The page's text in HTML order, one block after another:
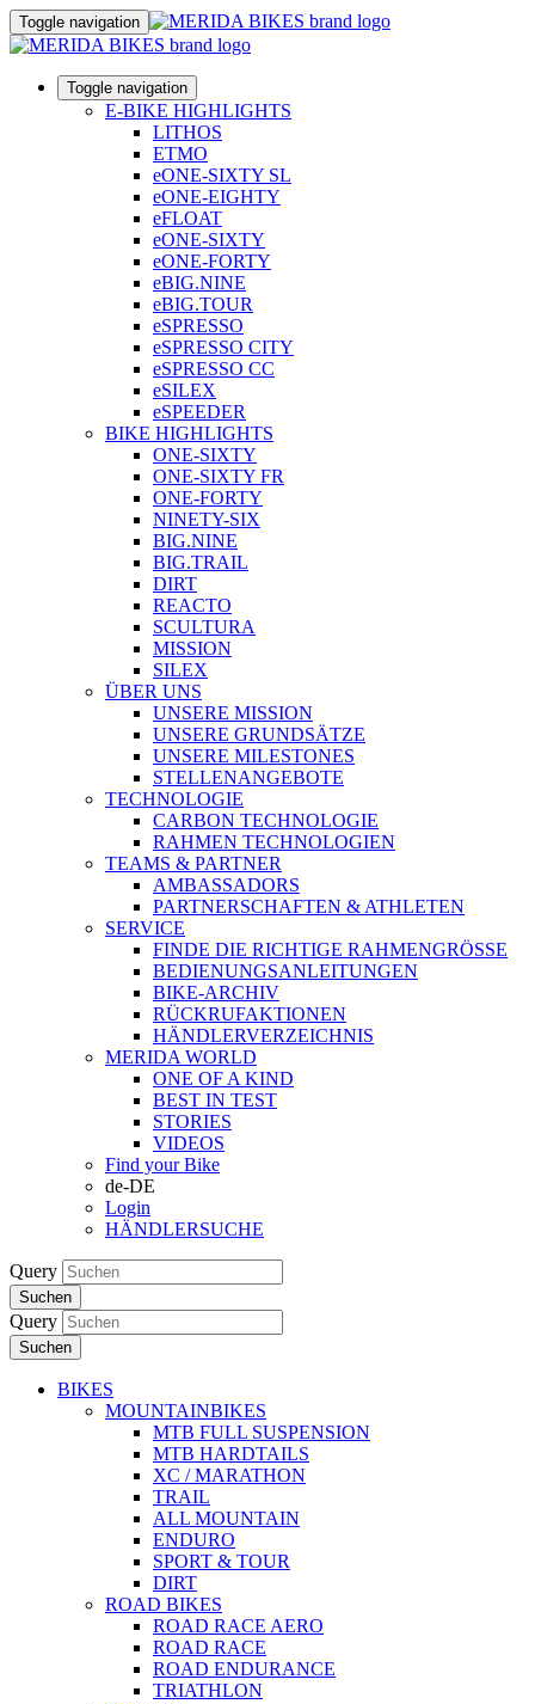
Toggle navigation
Toggle navigation
E-BIKE HIGHLIGHTS
LITHOS
ETMO
eONE-SIXTY SL
eONE-EIGHTY
eFLOAT
eONE-SIXTY
eONE-FORTY
eBIG.NINE
eBIG.TOUR
eSPRESSO
eSPRESSO CITY
eSPRESSO CC
eSILEX
eSPEEDER
BIKE HIGHLIGHTS
ONE-SIXTY
ONE-SIXTY FR
ONE-FORTY
NINETY-SIX
BIG.NINE
BIG.TRAIL
DIRT
REACTO
SCULTURA
MISSION
SILEX
ÜBER UNS
UNSERE MISSION
UNSERE GRUNDSÄTZE
UNSERE MILESTONES
STELLENANGEBOTE
TECHNOLOGIE
CARBON TECHNOLOGIE
RAHMEN TECHNOLOGIEN
TEAMS & PARTNER
AMBASSADORS
PARTNERSCHAFTEN & ATHLETEN
SERVICE
FINDE DIE RICHTIGE RAHMENGRÖSSE
BEDIENUNGSANLEITUNGEN
BIKE-ARCHIV
RÜCKRUFAKTIONEN
HÄNDLERVERZEICHNIS
MERIDA WORLD
ONE OF A KIND
BEST IN TEST
STORIES
VIDEOS
Find your Bike
de-DE
Login
HÄNDLERSUCHE
Query
Suchen
Query
Suchen
BIKES
MOUNTAINBIKES
MTB FULL SUSPENSION
MTB HARDTAILS
XC / MARATHON
TRAIL
ALL MOUNTAIN
ENDURO
SPORT & TOUR
DIRT
ROAD BIKES
ROAD RACE AERO
ROAD RACE
ROAD ENDURANCE
TRIATHLON